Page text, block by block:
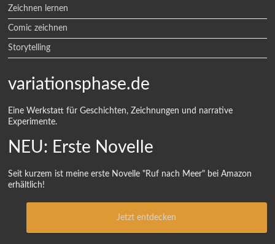
Zeichnen lernen
Comic zeichnen
Storytelling
variationsphase.de
Eine Werkstatt für Geschichten, Zeichnungen und narrative
Experimente.
NEU: Erste Novelle
Seit kurzem ist meine erste Novelle "Ruf nach Meer" bei Amazon
erhältlich!
Jetzt entdecken